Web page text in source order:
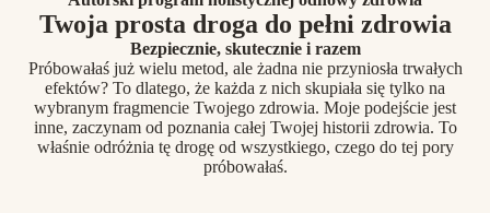
Twoja prosta droga do pełni zdrowia
Bezpiecznie, skutecznie i razem
Próbowałaś już wielu metod, ale żadna nie przyniosła trwałych
efektów? To dlatego, że każda z nich skupiała się tylko na
wybranym fragmencie Twojego zdrowia. Moje podejście jest
inne, zaczynam od poznania całej Twojej historii zdrowia. To
właśnie odróżnia tę drogę od wszystkiego, czego do tej pory
próbowałaś.